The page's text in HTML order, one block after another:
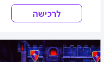
לרכישה